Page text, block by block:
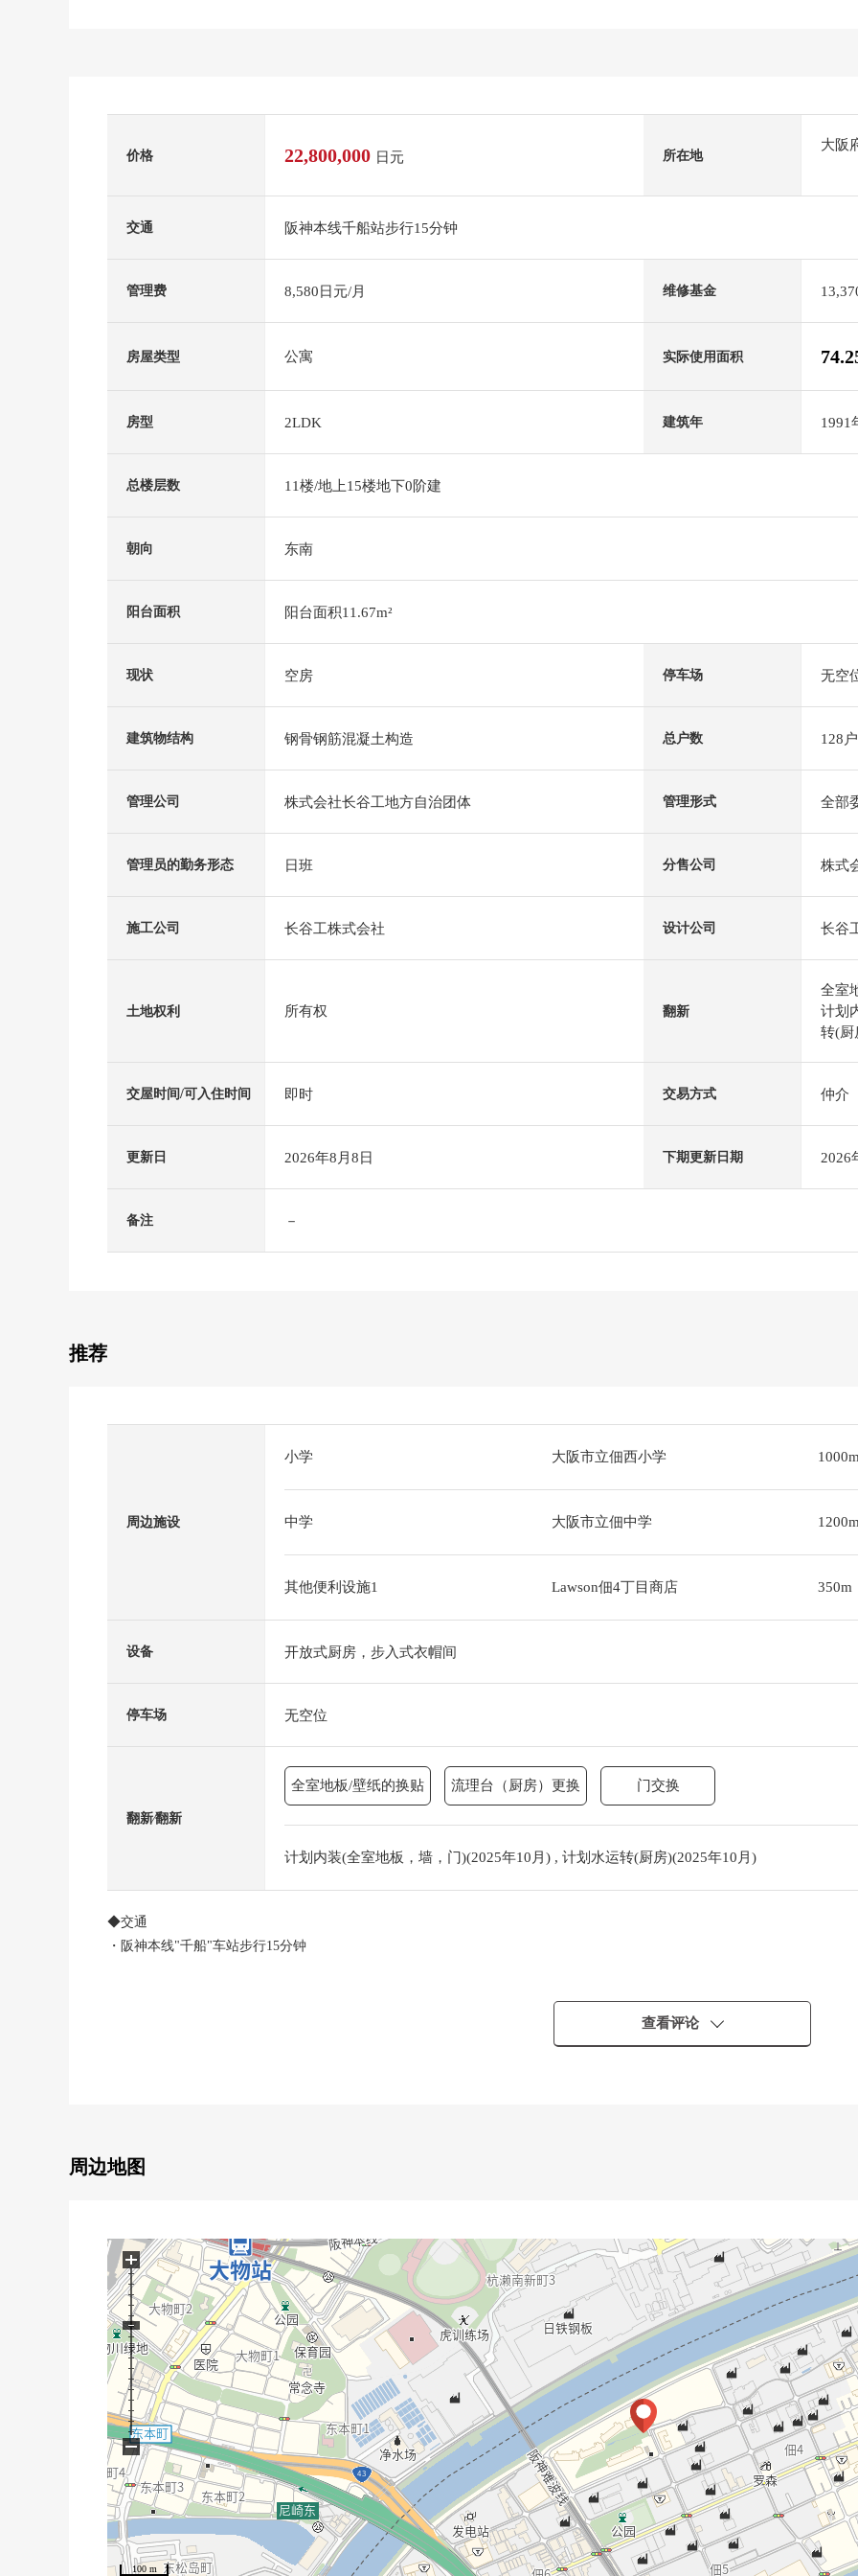
价格 22,800,000 日元 所在地
大阪
交通 阪神本线千船站步行15分钟
管理费 8,580日元/月 维修基金
房屋类型 公寓 实际使用面积
房型 2LDK 建筑年 1991
总楼层数 11楼/地上15楼地下0阶建
朝向 东南
阳台面积 阳台面积11.67m²
现状 空房 停车场 无空
建筑物结构 钢骨钢筋混凝土构造 总户数 128户
管理公司 株式会社长谷工地方自治团体 管理形式 全部
管理员的勤务形态 日班 分售公司 株式
施工公司 长谷工株式会社 设计公司 长谷
土地权利 所有权 翻新
全室
计划
转(厨
交屋时间/可入住时间 即时 交易方式 仲介
更新日 2026年8月8日 下期更新日期 2026
备注 －
推荐
周边施设
小学 大阪市立佃西小学
中学 大阪市立佃中学
其他便利设施1 Lawson佃4丁目商店 350m
设备 开放式厨房，步入式衣帽间
停车场 无空位
翻新⁄翻新
全室地板/壁纸的换贴 流理台（厨房）更换 门交换
计划内装(全室地板，墙，门)(2025年10月) , 计划水运转(厨房)(2025年10月)
◆交通
・阪神本线"千船"车站步行15分钟
◆2025年10月完毕济翻新内容
・玻璃TOP炉子交换
・西式房间门交换
・室内清洁
◆周边环境
・Lawson佃4丁目商店步行5分钟(约350m)
・佃西小学步行13分钟(约1000m)
・佃中学步行15分钟(约1200m)
查看评论
周边地图
100 m
+
−